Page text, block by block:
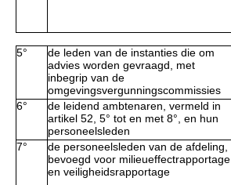
5°
de leden van de instanties die om
advies worden gevraagd, met
inbegrip van de
omgevingsvergunningscommissies
6°
de leidend ambtenaren, vermeld in
artikel 52, 5° tot en met 8°, en hun
personeelsleden
7°
de personeelsleden van de afdeling,
bevoegd voor milieueffectrapportage
en veiligheidsrapportage